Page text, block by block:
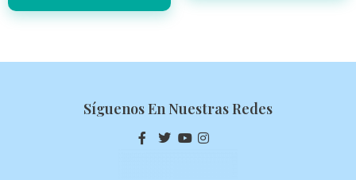
Síguenos En Nuestras Redes